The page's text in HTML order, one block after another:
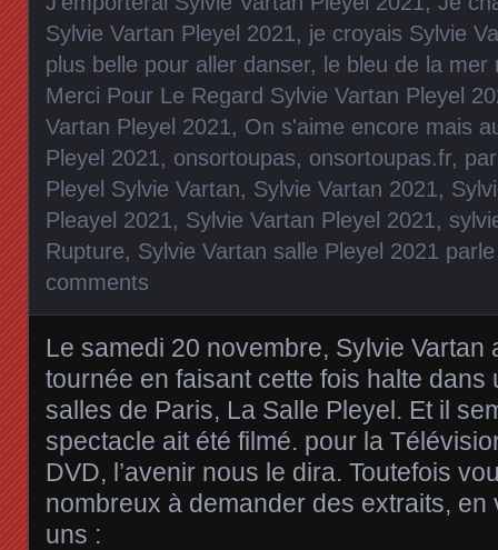
Sylvie Vartan Pleyel 2021, je croyais Sylvie
plus belle pour aller danser, le bleu de la mer
Merci Pour Le Regard Sylvie Vartan Pleyel
Vartan Pleyel 2021, On s'aime encore mais
Pleyel 2021, onsortoupas, onsortoupas.fr,
Pleyel Sylvie Vartan, Sylvie Vartan 2021,
Pleayel 2021, Sylvie Vartan Pleyel 2021,
Rupture, Sylvie Vartan salle Pleyel 2021
comments
Le samedi 20 novembre, Sylvie Vartan
tournée en faisant cette fois halte dans
salles de Paris, La Salle Pleyel. Et il
spectacle ait été filmé. pour la
DVD, l’avenir nous le dira. Toutefois
nombreux à demander des extraits,
uns :